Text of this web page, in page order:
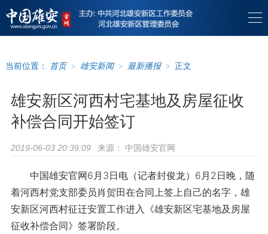
当前位置： 首页 > 雄安新闻 > 最新播报 > 正文
雄安新区河西村宅基地及房屋征收
补偿合同开始签订
2019-06-03 20:39:09 来源： 中国雄安官网
中国雄安官网6月3日电（记者封俊龙）6月2日晚，随
着河西村党支部委员肖贺田在合同上签上自己的名字，雄
安新区河西村征迁安置工作进入《雄安新区宅基地及房屋
征收补偿合同》签署阶段。